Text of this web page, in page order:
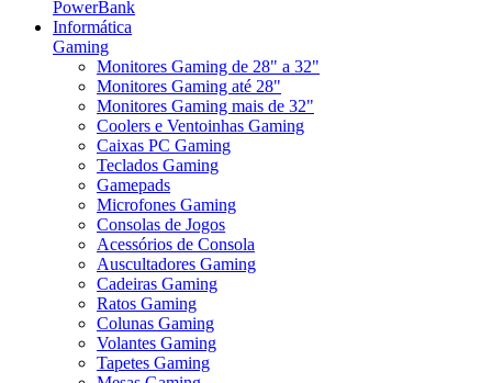
PowerBank
Informática
Gaming
Monitores Gaming de 28" a 32"
Monitores Gaming até 28"
Monitores Gaming mais de 32"
Coolers e Ventoinhas Gaming
Caixas PC Gaming
Teclados Gaming
Gamepads
Microfones Gaming
Consolas de Jogos
Acessórios de Consola
Auscultadores Gaming
Cadeiras Gaming
Ratos Gaming
Colunas Gaming
Volantes Gaming
Tapetes Gaming